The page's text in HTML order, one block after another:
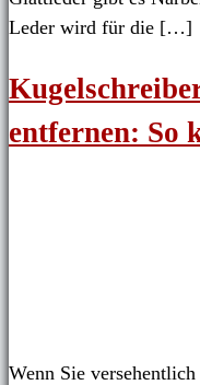
Leder wird für die […]
entfernen: So
Wenn Sie